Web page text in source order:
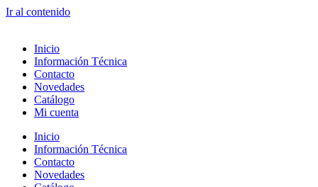
Ir al contenido
Inicio
Información Técnica
Contacto
Novedades
Catálogo
Mi cuenta
Inicio
Información Técnica
Contacto
Novedades